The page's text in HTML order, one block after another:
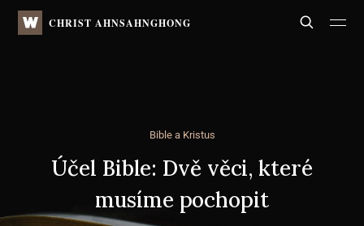
WATVCHRIST AHNSAHNGHONG Search
Bible a Kristus
Účel Bible: Dvě věci, které
musíme pochopit